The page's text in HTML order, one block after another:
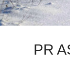
PR